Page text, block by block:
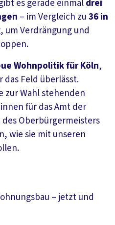
es gerade einmaldrei
– im Vergleich zu36 in
um Verdrängung und
Wohnpolitik für Köln,
Feld überlässt.
zur Wahl stehenden
für das Amt der
Oberbürgermeisters
wie sie mit unseren
– jetzt und